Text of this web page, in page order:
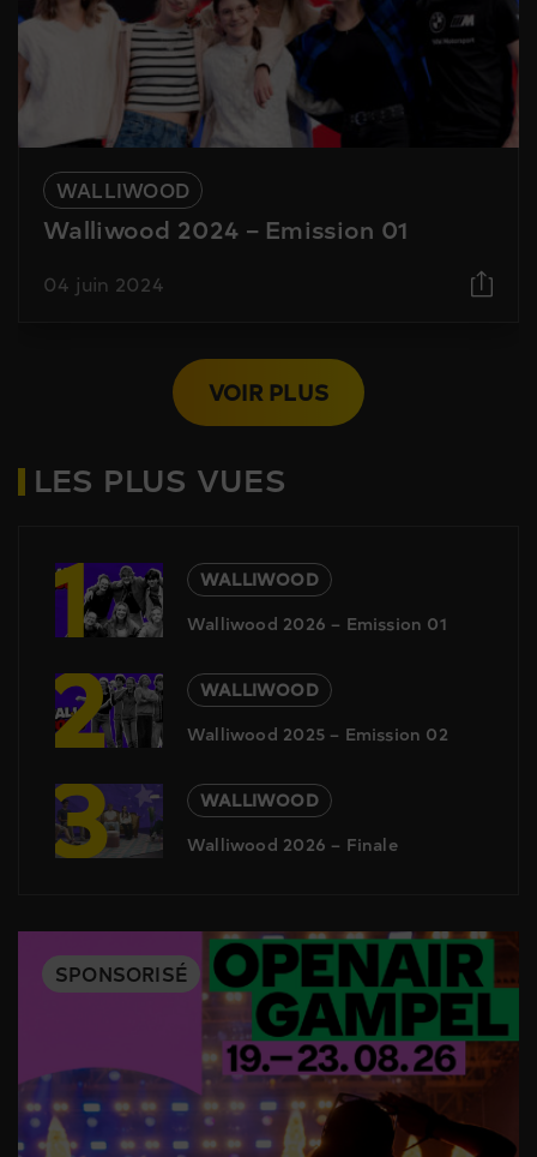
WALLIWOOD
Walliwood 2024 – Emission 01
04 juin 2024
VOIR PLUS
LES PLUS VUES
1
WALLIWOOD
Walliwood 2026 – Emission 01
2
WALLIWOOD
Walliwood 2025 – Emission 02
3
WALLIWOOD
Walliwood 2026 – Finale
SPONSORISÉ